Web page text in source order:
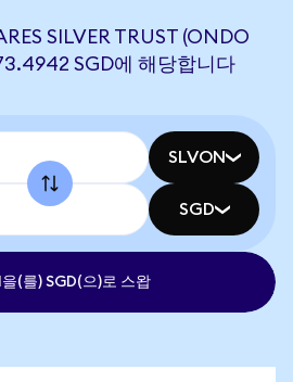
SILVER TRUST (ONDO
SGD에 해당합니다
SLVON
SGD
(를) SGD(으)로 스왑